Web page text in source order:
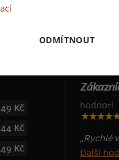
49 Kč
44 Kč
Kč
hodnotí:
„Rychlé
Další
ODMÍTNOUT